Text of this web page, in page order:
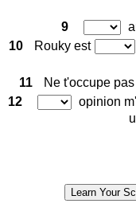
9
10
Rouky est
11 Ne t'occupe
12
opinion